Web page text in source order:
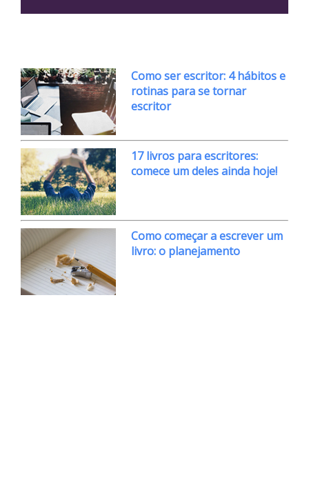
Como ser escritor: 4 hábitos e
rotinas para se tornar
escritor
17 livros para escritores:
comece um deles ainda hoje!
Como começar a escrever um
livro: o planejamento